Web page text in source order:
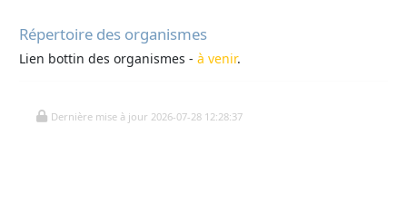
Répertoire des organismes
Lien bottin des organismes - à venir.
Dernière mise à jour 2026-07-28 12:28:37